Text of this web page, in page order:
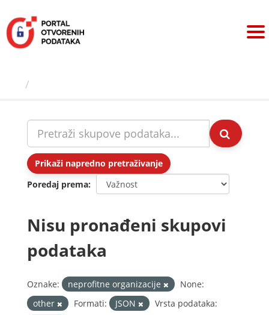
sadržaj
Prikaži napredno pretraživanje
Poredaj prema
Nisu pronađeni skupovi
podataka
Oznake: neprofitne organizacije
None:
other
Formati: JSON
Vrsta podataka: